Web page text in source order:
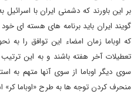
بر این باورند که دشمنی ایران با
گویند ایران باید برنامه های هسته ای
که اوباما زمان امضاء این توافق را
تعطیلات آخر هفته باشند و به این
سوی دیگر اوباما از سوی آنها متهم به
منحرف کردن توجه ها به طرح «اوباما